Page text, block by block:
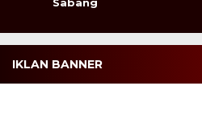
Sabang
IKLAN BANNER